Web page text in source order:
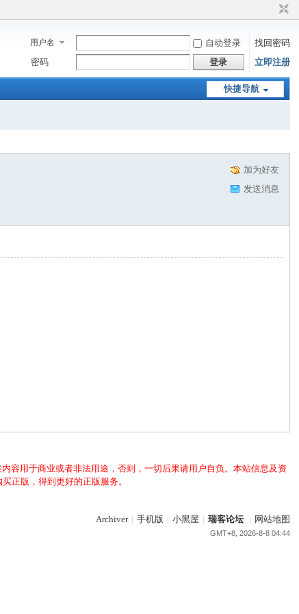
用户名 自动登录
找回密码
密码
登录 立即注册
快捷导航
加为好友
发送消息
容用于商业或者非法用途，否则，一切后果请用户自负。本站信息及资
正版，得到更好的正版服务。
Archiver | 手机版 | 小黑屋 | 瑞客论坛 | 网站地图
GMT+8, 2026-8-8 04:44